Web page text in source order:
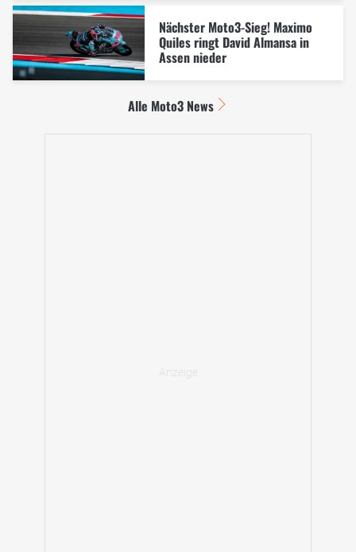
Nächster Moto3-Sieg! Maximo
Quiles ringt David Almansa in
Assen nieder
Alle Moto3 News